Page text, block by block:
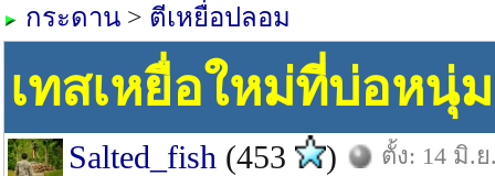
กระดาน > ตีเหยื่อปลอม
เทสเหยื่อใหม่ที่บ่อหนุ่ม
Salted_fish (453 ) ตั้ง: 14 มิ.ย